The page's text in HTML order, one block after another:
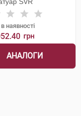
наявності
грн
АНАЛОГИ